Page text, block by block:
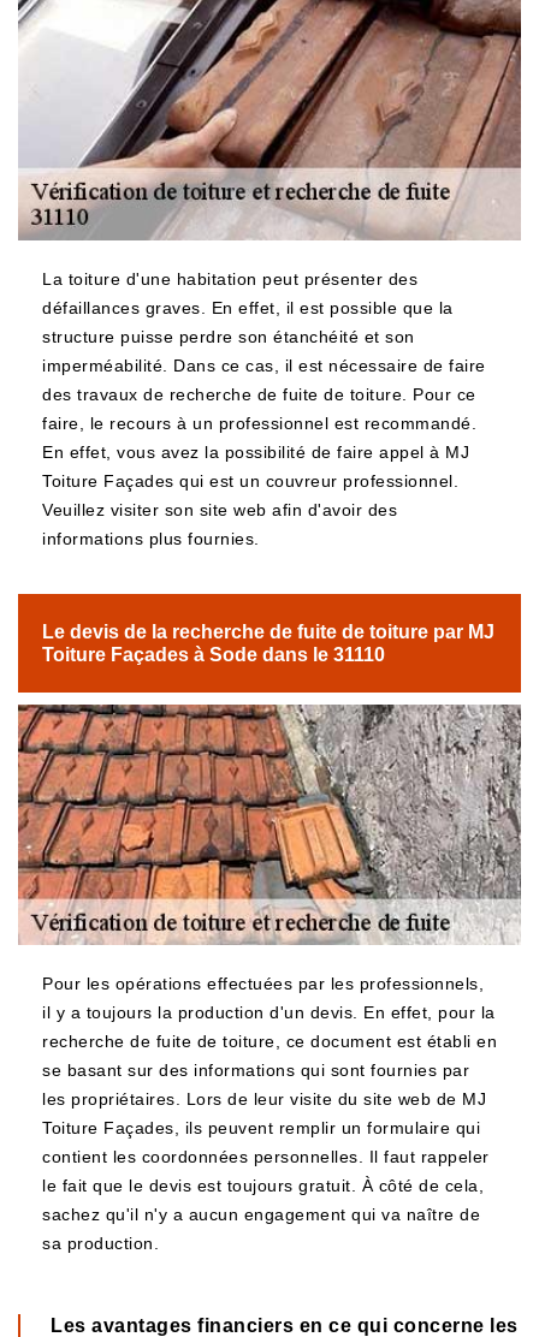
La toiture d'une habitation peut présenter des
défaillances graves. En effet, il est possible que la
structure puisse perdre son étanchéité et son
imperméabilité. Dans ce cas, il est nécessaire de faire
des travaux de recherche de fuite de toiture. Pour ce
faire, le recours à un professionnel est recommandé.
En effet, vous avez la possibilité de faire appel à MJ
Toiture Façades qui est un couvreur professionnel.
Veuillez visiter son site web afin d'avoir des
informations plus fournies.
Le devis de la recherche de fuite de toiture par MJ
Toiture Façades à Sode dans le 31110
Pour les opérations effectuées par les professionnels,
il y a toujours la production d'un devis. En effet, pour la
recherche de fuite de toiture, ce document est établi en
se basant sur des informations qui sont fournies par
les propriétaires. Lors de leur visite du site web de MJ
Toiture Façades, ils peuvent remplir un formulaire qui
contient les coordonnées personnelles. Il faut rappeler
le fait que le devis est toujours gratuit. À côté de cela,
sachez qu'il n'y a aucun engagement qui va naître de
sa production.
Les avantages financiers en ce qui concerne les